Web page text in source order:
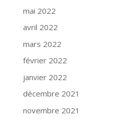
mai 2022
avril 2022
mars 2022
février 2022
janvier 2022
décembre 2021
novembre 2021